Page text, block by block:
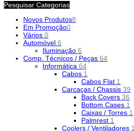
Pesquisar Categorias
Novos Produtos8
Em Promoção0
Vários 0
Automóvel 6
Iluminação 6
Comp. Técnicos / Peças 64
Informática 64
Cabos 1
Cabos Flat 1
Carcaças / Chassis 39
Back Covers 36
Bottom Cases 1
Caixas / Torres 1
Palmrest 1
Coolers / Ventiladores 1